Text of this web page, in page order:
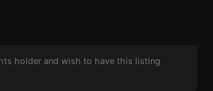
holder and wish to have this listing